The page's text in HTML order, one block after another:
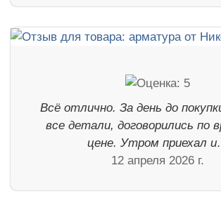
Всё отлично. За день до
все детали, договорились по
цене. Утром приехал
12 апреля 2026 г.